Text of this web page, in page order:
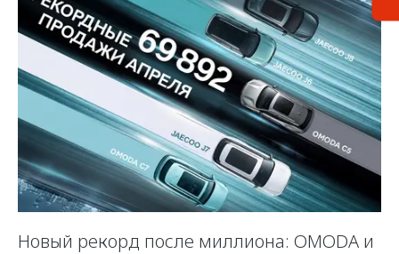
Новый рекорд после миллиона: OMODA и